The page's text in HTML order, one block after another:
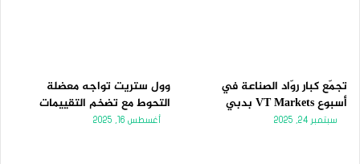
تجمّع كبار روّاد الصناعة في
أسبوع VT Markets بدبي
سبتمبر 24, 2025
وول ستريت تواجه معضلة
التحوط مع تضخم التقييمات
أغسطس 16, 2025